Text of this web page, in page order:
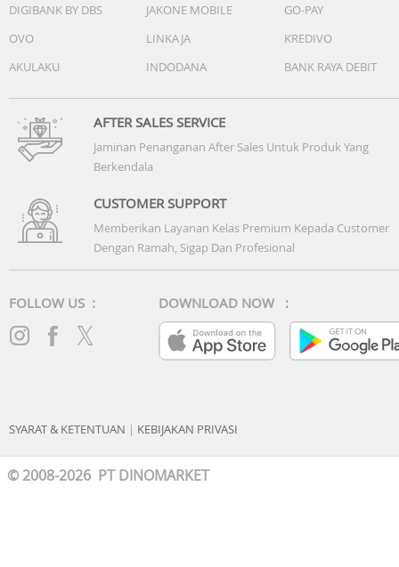
DIGIBANK BY DBS
JAKONE MOBILE
GO-PAY
OVO
LINKAJA
KREDIVO
AKULAKU
INDODANA BANK RAYA DEBIT
AFTER SALES SERVICE
Jaminan Penanganan After Sales Untuk Produk Yang
Berkendala
CUSTOMER SUPPORT
Memberikan Layanan Kelas Premium Kepada Customer
Dengan Ramah, Sigap Dan Profesional
FOLLOW US : DOWNLOAD NOW :
SYARAT & KETENTUAN | KEBIJAKAN PRIVASI
© 2008-2026 PT DINOMARKET